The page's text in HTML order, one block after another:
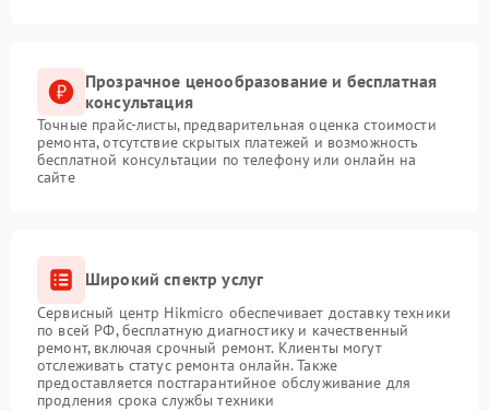
Прозрачное ценообразование и бесплатная
консультация
Точные прайс-листы, предварительная оценка стоимости
ремонта, отсутствие скрытых платежей и возможность
бесплатной консультации по телефону или онлайн на
сайте
Широкий спектр услуг
Сервисный центр Hikmicro обеспечивает доставку техники
по всей РФ, бесплатную диагностику и качественный
ремонт, включая срочный ремонт. Клиенты могут
отслеживать статус ремонта онлайн. Также
предоставляется постгарантийное обслуживание для
продления срока службы техники